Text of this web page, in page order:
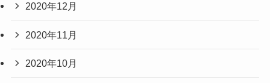
2020年12月
2020年11月
2020年10月